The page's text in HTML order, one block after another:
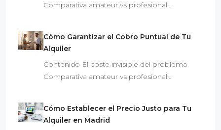
Comparativa amateur vs profesional…
Cómo Garantizar el Cobro Puntual de Tu
Alquiler
Contenido El coste invisible del problema
Comparativa amateur vs profesional…
Cómo Establecer el Precio Justo para Tu
Alquiler en Madrid